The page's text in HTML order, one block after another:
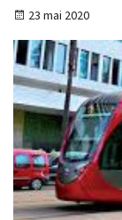
23 mai 2020